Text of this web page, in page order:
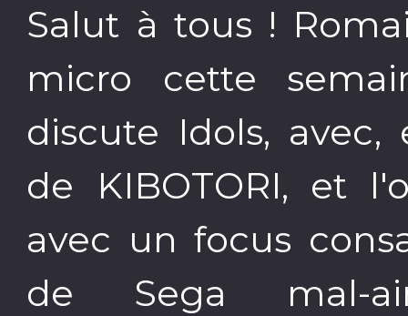
Salut à tous !
micro cette
discute Idols, avec,
de KIBOTORI, et
avec un focus
de Sega mal-